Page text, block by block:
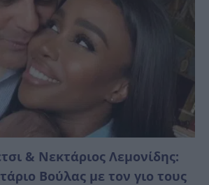
& Νεκτάριος Λεμονίδης:
Βούλας με τον γιο τους